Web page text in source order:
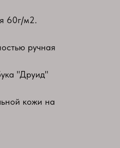
60г/м2.
ручная
"Друид"
кожи на